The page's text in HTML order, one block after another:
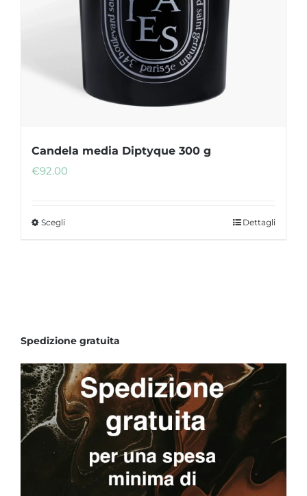
Candela media Diptyque 300 g
€92.00
Scegli
opzioni
essere
scelte
nella
pagina
del
prodotto
Dettagli
Spedizione gratuita